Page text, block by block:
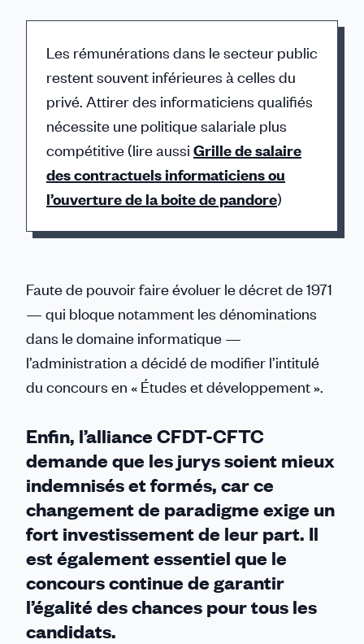
Les rémunérations dans le secteur public
restent souvent inférieures à celles du
privé. Attirer des informaticiens qualifiés
nécessite une politique salariale plus
compétitive (lire aussi Grille de salaire
des contractuels informaticiens ou
l’ouverture de la boite de pandore)
Des conditions plus proches de celles du
secteur privé doivent être proposées.
La mise en place de filières
informatiques distinctes, assorties de
perspectives d’évolution claires, est
indispensable. En optant pour ce
nouveau mode de recrutement,
l’administration reconnaît implicitement
que les inspecteurs recrutés sur diplôme
privant ainsi de véritables perspectives
de carrière.
Faute de pouvoir faire évoluer le décret de 1971
— qui bloque notamment les dénominations
dans le domaine informatique —
l’administration a décidé de modifier l’intitulé
du concours en « Études et développement ».
Enfin, l’alliance CFDT-CFTC
demande que les jurys soient mieux
indemnisés et formés, car ce
changement de paradigme exige un
fort investissement de leur part. Il
est également essentiel que le
concours continue de garantir
l’égalité des chances pour tous les
candidats.